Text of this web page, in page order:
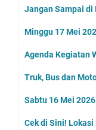
Jangan Sampai di
Minggu 17 Mei
Agenda Kegiatan
Truk, Bus dan
Sabtu 16 Mei
Cek di Sini!